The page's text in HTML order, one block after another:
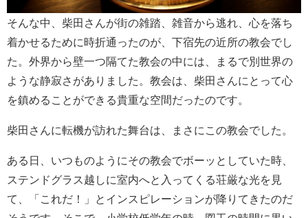
そんな中、柴田さんが街の雑踏、雑音から逃れ、心を落ち
着かせるために時折通ったのが、下宿先の近所の教会でし
た。外界から壁一つ隔てた教会の中には、まるで別世界の
ような静寂さがありました。教会は、柴田さんにとって心
を鎮めることができる貴重な空間だったのです。
柴田さんに転機が訪れた舞台は、まさにこの教会でした。
ある日、いつものようにその教会でボーッとしていた時、
ステンドグラス越しに室内へと入ってくる荘厳な光を見
て、「これだ！」とインスピレーションが降りてきたのだ